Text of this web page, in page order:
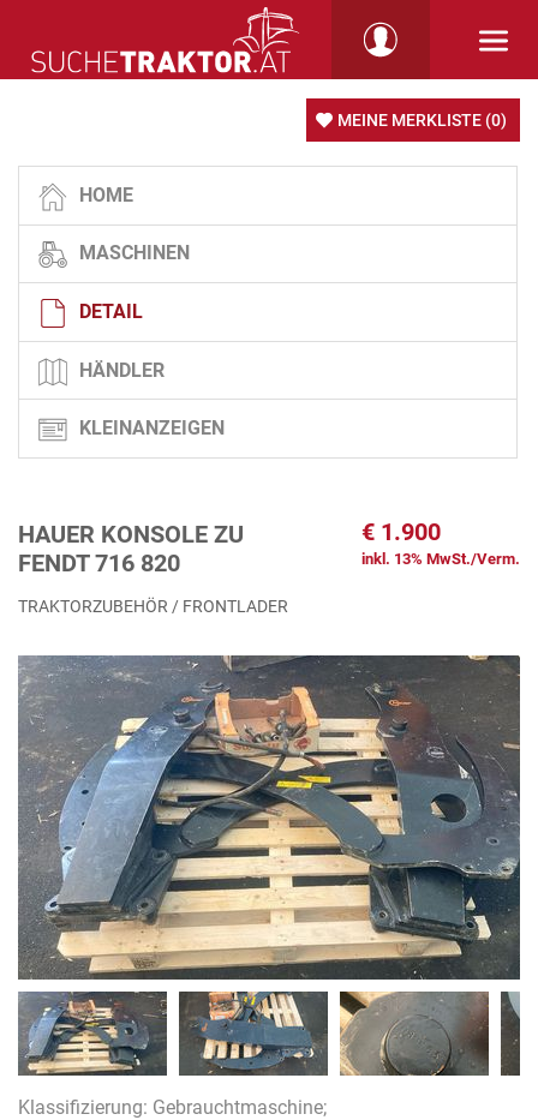
MEINE MERKLISTE (0)
HOME
MASCHINEN
DETAIL
HÄNDLER
KLEINANZEIGEN
HAUER KONSOLE ZU
FENDT 716 820
€ 1.900
inkl. 13% MwSt./Verm.
TRAKTORZUBEHÖR / FRONTLADER
Klassifizierung: Gebrauchtmaschine;